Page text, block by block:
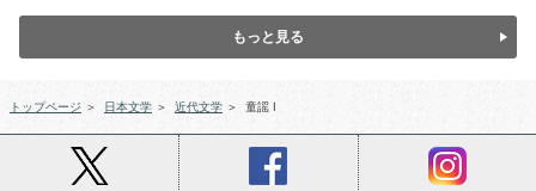
もっと見る
トップページ ＞ 日本文学 ＞ 近代文学 ＞ 童謡 Ⅰ